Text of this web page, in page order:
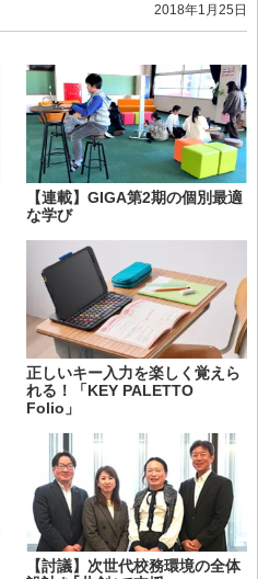
2018年1月25日
【連載】GIGA第2期の個別最適
な学び
正しいキー入力を楽しく覚えら
れる！「KEY PALETTO
Folio」
【討議】次世代校務環境の全体